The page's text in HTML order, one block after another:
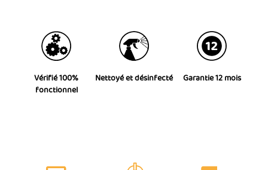
Garantie 12 mois
Nettoyé et désinfecté
Vérifié 100%
fonctionnel